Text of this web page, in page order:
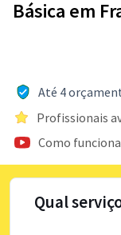
Básica em
Até 4
Profissionais
Como
Qual